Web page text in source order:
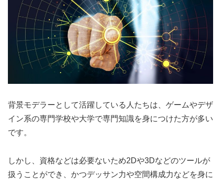
背景モデラーとして活躍している人たちは、ゲームやデザ
イン系の専門学校や大学で専門知識を身につけた方が多い
です。
しかし、資格などは必要ないため2Dや3Dなどのツールが
扱うことができ、かつデッサン力や空間構成力などを身に